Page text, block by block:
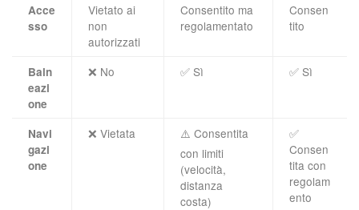
Acce
sso
Vietato ai
non
autorizzati
Consentito ma
regolamentato
Consen
tito
Baln
eazi
one
❌ No ✅ Sì ✅ Sì
Navi
gazi
one
❌ Vietata
⚠️ Consentita
con limiti
(velocità,
distanza
costa)
✅
Consen
tita con
regolam
ento